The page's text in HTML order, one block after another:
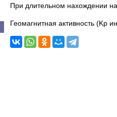
При длительном нахождении
Геомагнитная активность (Kp